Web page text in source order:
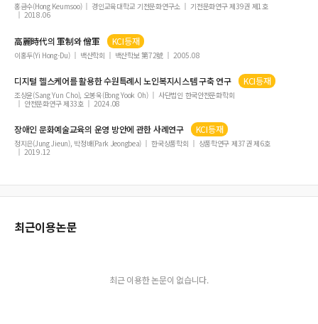
홍금수(Hong Keumsoo) 경인교육대학교 기전문화연구소
기전문화연구 제39권 제1호
2018.06
高麗時代의 軍制와 僧軍 KCI등재
이홍두(Yi Hong-Du) 백산학회 백산학보 第72號 2005.08
디지털 헬스케어를 활용한수원특례시 노인복지시스템 구축 연구 KCI등재
조상윤(Sang Yun Cho), 오봉욱(Bong Yook Oh)
사단법인 한국안전문화학회
안전문화연구 제33호
2024.08
장애인 문화예술교육의 운영 방안에 관한 사례연구 KCI등재
정지은(Jung Jieun), 박정배(Park Jeongbea) 한국상품학회
상품학연구 제37권 제6호
2019.12
최근이용논문
최근 이용한 논문이 없습니다.